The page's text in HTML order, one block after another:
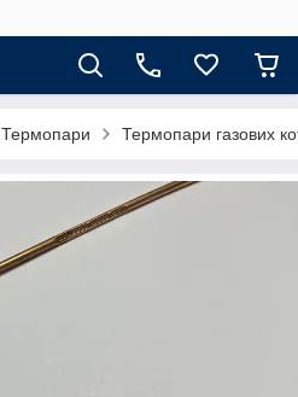
Термопари Термопари газових